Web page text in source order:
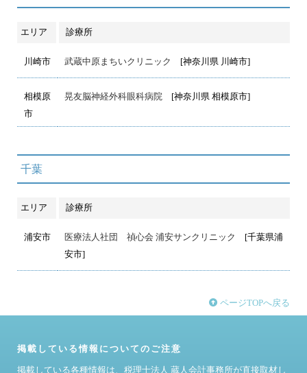
エリア 診療所
川崎市 武蔵中原まちいクリニック [神奈川県 川崎市]
相模原
市
晃友脳神経外科眼科病院 [神奈川県 相模原市]
千葉
エリア 診療所
浦安市 医療法人社団 禎心会 浦安サンクリニック
[千葉県浦
安市]
ページTOPへ戻る
掲載している情報についてのご注意
掲載している各種情報は、税理士法人 蔵人会計事務所が直接取材し